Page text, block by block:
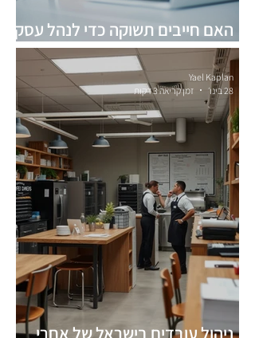
האם חייבים תשוקה כדי לנהל עסק
מוצלח?
ניהול עובדים בישראל של אחרי
Yael Kaplan
28 בינו׳
זמן קריאה 3 דקות